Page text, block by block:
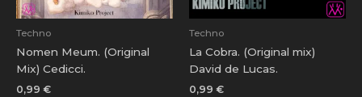
Techno
Nomen Meum. (Original
Mix) Cedicci.
0,99 €
Techno
La Cobra. (Original mix)
David de Lucas.
0,99 €